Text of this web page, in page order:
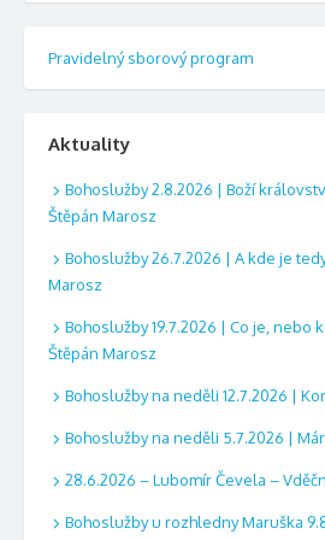
Pravidelný sborový program
Aktuality
Bohoslužby 2.8.2026 | Boží
Štěpán Marosz
Bohoslužby 26.7.2026 | A kde je
Marosz
Bohoslužby 19.7.2026 | Co je, nebo
Štěpán Marosz
Bohoslužby na neděli 12.7.2026 |
Bohoslužby na neděli 5.7.2026 |
28.6.2026 – Lubomír Čevela –
Bohoslužby u rozhledny Maruška